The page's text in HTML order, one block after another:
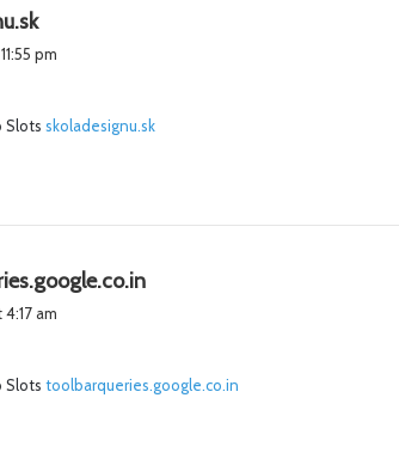
s
:
pm
Slots skoladesignu.sk
:
am
Slots toolbarqueries.google.co.in